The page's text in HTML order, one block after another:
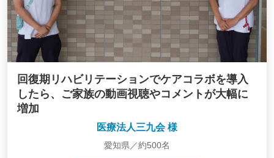
回復期リハビリテーションでケアコラボを導入
したら、ご家族の動画視聴やコメントが大幅に
増加
医療法人三九会 様
愛知県／約500名